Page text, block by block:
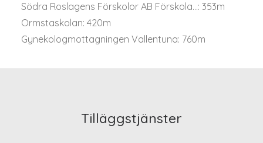
Södra Roslagens Förskolor AB Förskola...: 353m
Ormstaskolan: 420m
Gynekologmottagningen Vallentuna: 760m
Tilläggstjänster